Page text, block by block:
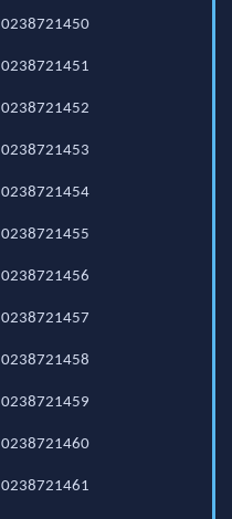
0238721450
0238721451
0238721452
0238721453
0238721454
0238721455
0238721456
0238721457
0238721458
0238721459
0238721460
0238721461